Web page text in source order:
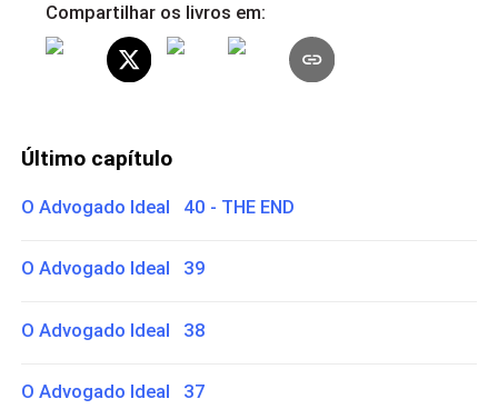
Compartilhar os livros em:
Último capítulo
O Advogado Ideal 40 - THE END
O Advogado Ideal 39
O Advogado Ideal 38
O Advogado Ideal 37